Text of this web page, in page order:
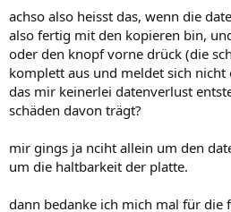
achso also heisst das, wenn die
also fertig mit den kopieren bin,
oder den knopf vorne drück (die
komplett aus und meldet sich nicht
das mir keinerlei datenverlust
schäden davon trägt?
mir gings ja nciht allein um den
um die haltbarkeit der platte.
dann bedanke ich mich mal für die